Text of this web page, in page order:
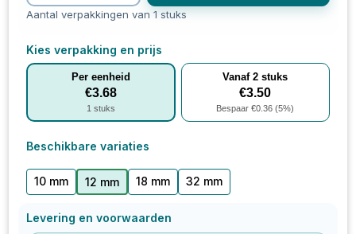
Aantal verpakkingen van 1 stuks
Kies verpakking en prijs
Per eenheid
€3.68
1 stuks
Vanaf2 stuks
€3.50
Bespaar €0.36 (5%)
Beschikbare variaties
10 mm 12 mm 18 mm 32 mm
Levering en voorwaarden